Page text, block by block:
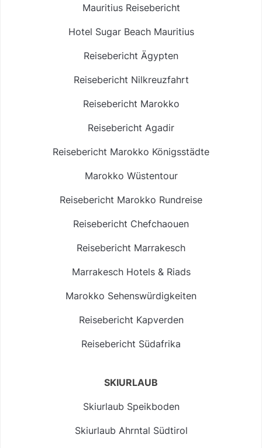
Mauritius Reisebericht
Hotel Sugar Beach Mauritius
Reisebericht Ägypten
Reisebericht Nilkreuzfahrt
Reisebericht Marokko
Reisebericht Agadir
Reisebericht Marokko Königsstädte
Marokko Wüstentour
Reisebericht Marokko Rundreise
Reisebericht Chefchaouen
Reisebericht Marrakesch
Marrakesch Hotels & Riads
Marokko Sehenswürdigkeiten
Reisebericht Kapverden
Reisebericht Südafrika
SKIURLAUB
Skiurlaub Speikboden
Skiurlaub Ahrntal Südtirol